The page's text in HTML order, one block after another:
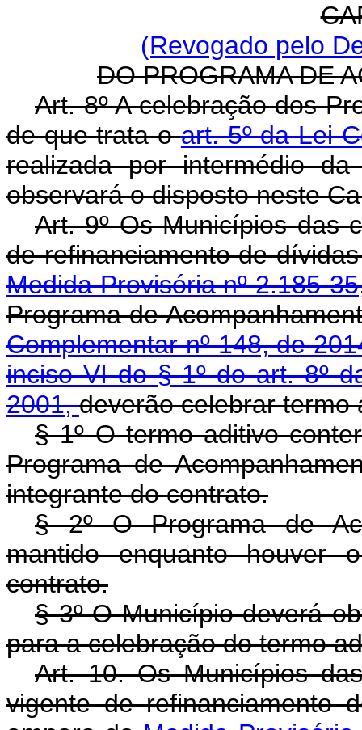
(Revogado pelo
DO PROGRAMA DE
Art. 8º A celebração dos
de que trata oart. 5º da Lei
realizada por intermédio
observará o disposto neste
Art. 9º Os Municípios das
de refinanciamento de
Medida Provisória nº 2.185-
Programa de
Complementar nº 148, de
inciso VI do § 1º do art. 8º
2001,deverão celebrar termo
§ 1º O termo aditivo
Programa de
integrante do contrato.
§ 2º O Programa de
mantido enquanto houver
contrato.
§ 3º O Município deverá
para a celebração do termo
Art. 10. Os Municípios
vigente de refinanciamento